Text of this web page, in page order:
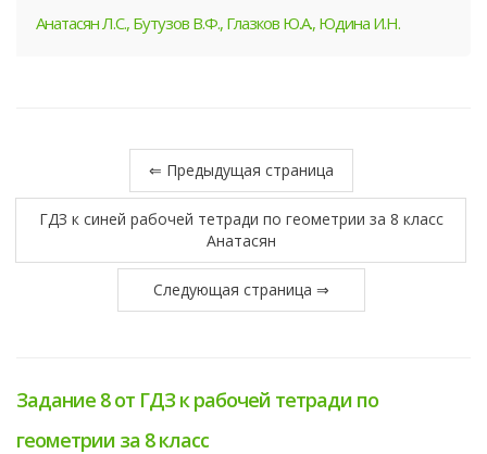
Анатасян Л.С., Бутузов В.Ф., Глазков Ю.А., Юдина И.Н.
⇐ Предыдущая страница
ГДЗ к синей рабочей тетради по геометрии за 8 класс
Анатасян
Следующая страница ⇒
Задание 8 от ГДЗ к рабочей тетради по
геометрии за 8 класс